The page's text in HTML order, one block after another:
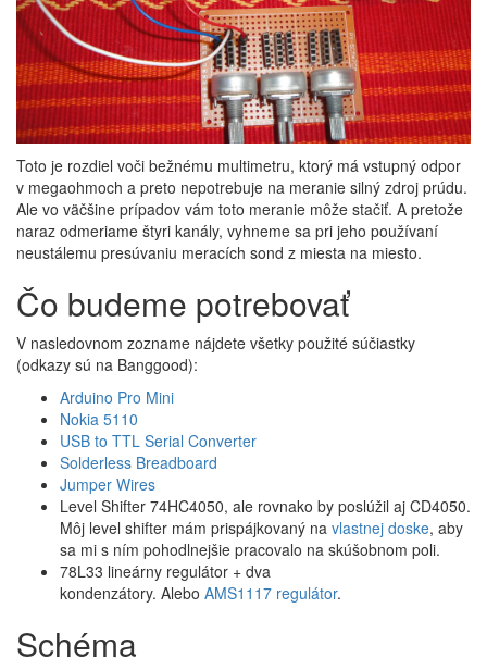
Toto je rozdiel voči bežnému multimetru, ktorý má vstupný odpor
v megaohmoch a preto nepotrebuje na meranie silný zdroj prúdu.
Ale vo väčšine prípadov vám toto meranie môže stačiť. A pretože
naraz odmeriame štyri kanály, vyhneme sa pri jeho používaní
neustálemu presúvaniu meracích sond z miesta na miesto.
Čo budeme potrebovať
V nasledovnom zozname nájdete všetky použité súčiastky
(odkazy sú na Banggood):
Arduino Pro Mini
Nokia 5110
USB to TTL Serial Converter
Solderless Breadboard
Jumper Wires
Level Shifter 74HC4050, ale rovnako by poslúžil aj CD4050.
Môj level shifter mám prispájkovaný na vlastnej doske, aby
sa mi s ním pohodlnejšie pracovalo na skúšobnom poli.
78L33 lineárny regulátor + dva
kondenzátory. Alebo AMS1117 regulátor.
Schéma